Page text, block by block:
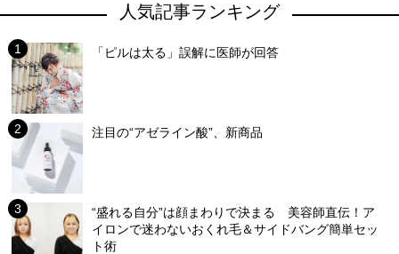
人気記事ランキング
「ピルは太る」誤解に医師が回答
注目の“アゼライン酸”、新商品
“盛れる自分”は顔まわりで決まる 美容師直伝！ア
イロンで迷わないおくれ毛＆サイドバング簡単セッ
ト術